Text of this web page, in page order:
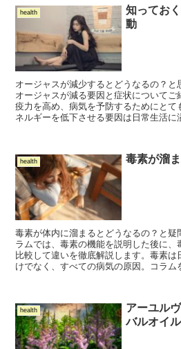
health
知ってお
動
オージャスが減少するとどうなるの？
オージャスが減る要因と症状について
疫力を高め、病気を予防するためにとて
ネルギーを低下させる要因は日常生活に
health 毒素が溜
毒素が体内に溜まるとどうなるの？と疑
ラムでは、毒素の機能を説明した後に
比較して違いを徹底解説します。毒素
けでなく、すべての病気の原因。コラム
health
アーユル
バルオイ